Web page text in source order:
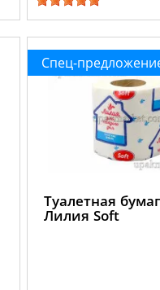
Спец-
Туалетная
Лилия Soft